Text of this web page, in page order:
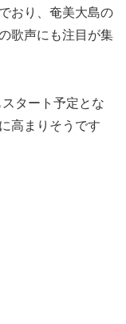
おり、奄美大島の
歌声にも注目が集
タート予定とな
高まりそうです